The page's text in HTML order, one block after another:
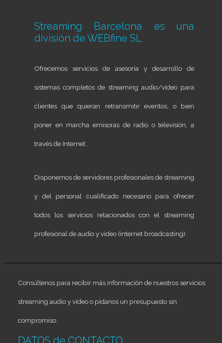
Streaming Barcelona es una
división de WEBfine SL
Ofrecemos servicios de asesoría y desarrollo de
sistemas completos de streaming audio/video para
clientes que quieran retransmitir eventos, o bien
poner en marcha emisoras de radio o televisión, a
través de Internet.
Disponemos de servidores profesionales de streaming
y del personal cualificado necesario para ofrecer
todos los servicios relacionados con el streaming
profesional de audio y video (internet broadcasting).
Consúltenos para recibir más información de nuestros servicios
streaming audio y vídeo o pídanos un presupuesto sin
compromiso.